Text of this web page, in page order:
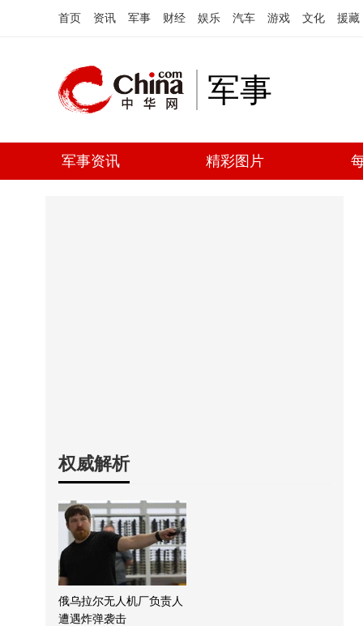
首页 资讯 军事 财经 娱乐 汽车 游戏 文化 援藏
军事
军事资讯 精彩图片
权威解析
俄乌拉尔无人机厂负责人
遭遇炸弹袭击